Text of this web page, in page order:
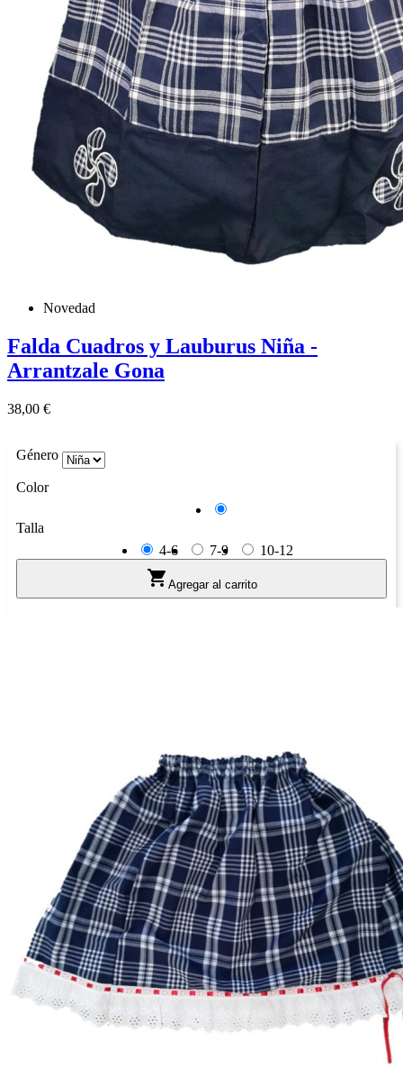
Novedad
Falda Cuadros y Lauburus Niña -
Arrantzale Gona
Precio
38,00 €
Género
Color
Talla
4-6
7-9 10-12
 Agregar al carrito